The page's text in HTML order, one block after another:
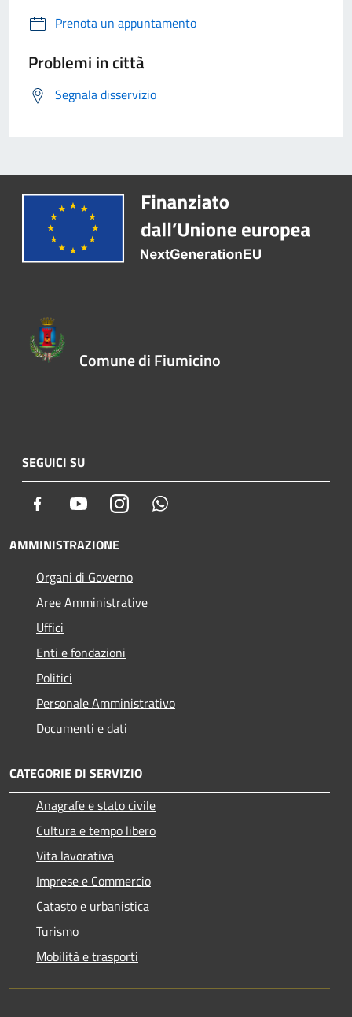
Prenota un appuntamento
Problemi in città
Segnala disservizio
Comune di Fiumicino
SEGUICI SU
Facebook YoutubeInstagram
AMMINISTRAZIONE
Organi di Governo
Aree Amministrative
Uffici
Enti e fondazioni
Politici
Personale Amministrativo
Documenti e dati
CATEGORIE DI SERVIZIO
Anagrafe e stato civile
Cultura e tempo libero
Vita lavorativa
Imprese e Commercio
Catasto e urbanistica
Turismo
Mobilità e trasporti